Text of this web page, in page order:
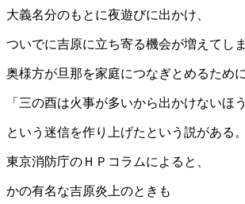
大義名分のもとに夜遊びに出かけ、
ついでに吉原に立ち寄る機会が増えてしま
奥様方が旦那を家庭につなぎとめるため
「三の酉は火事が多いから出かけないほ
という迷信を作り上げたという説がある。
東京消防庁のＨＰコラムによると、
かの有名な吉原炎上のときも